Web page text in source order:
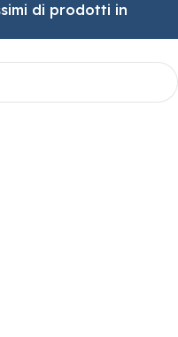
di prodotti in